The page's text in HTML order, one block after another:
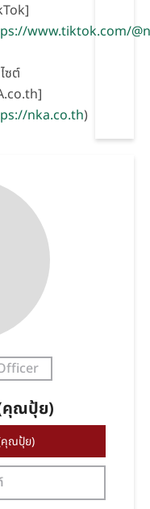
www.tiktok.com/
ซต์
nka.co.th)
คุณปุ้ย)
คุณปุ้ย)